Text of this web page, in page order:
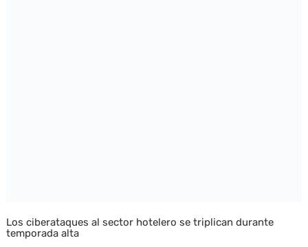
Los ciberataques al sector hotelero se triplican durante
temporada alta